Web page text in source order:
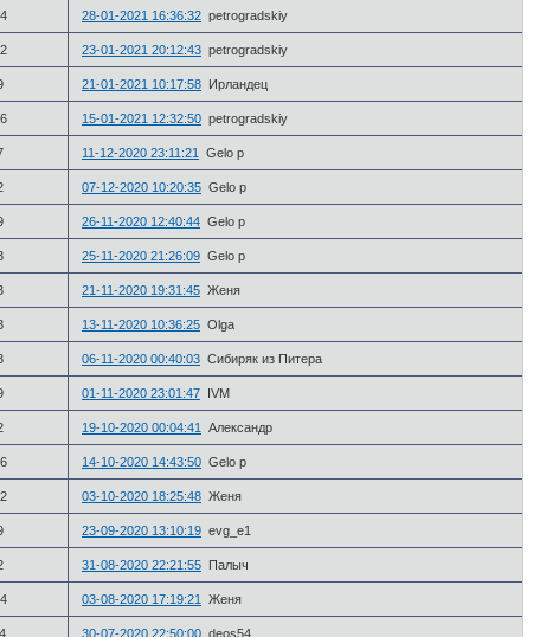
28-01-2021 16:36:32 petrogradskiy
23-01-2021 20:12:43 petrogradskiy
21-01-2021 10:17:58 Ирландец
15-01-2021 12:32:50 petrogradskiy
11-12-2020 23:11:21 Gelo p
07-12-2020 10:20:35 Gelo p
26-11-2020 12:40:44 Gelo p
25-11-2020 21:26:09 Gelo p
21-11-2020 19:31:45 Женя
13-11-2020 10:36:25 Olga
06-11-2020 00:40:03 Сибиряк из Питера
01-11-2020 23:01:47 IVM
19-10-2020 00:04:41 Александр
14-10-2020 14:43:50 Gelo p
03-10-2020 18:25:48 Женя
23-09-2020 13:10:19 evg_e1
31-08-2020 22:21:55 Палыч
03-08-2020 17:19:21 Женя
30-07-2020 22:50:00 deos54